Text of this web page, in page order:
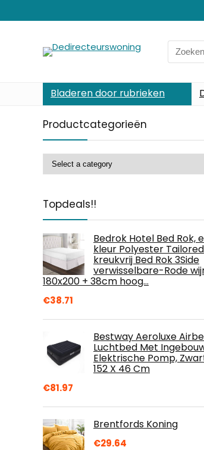
Search
for:
Bladeren door rubrieken
Productcategorieën
Topdeals!!
Bedrok Hotel Bed Rok,
kleur Polyester Tailored
kreukvrij Bed Rok 3Side
verwisselbare-Rode
180x200 + 38cm hoog…
€38.71
Bestway Aeroluxe
Luchtbed Met
Elektrische Pomp,
152 X 46 Cm
€81.97
Brentfords Koning
€29.64